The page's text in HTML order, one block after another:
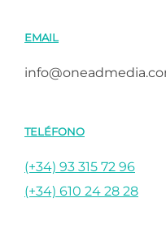
EMAIL
TELÉFONO
(+34) 93 315 72 96
(+34) 610 24 28 28